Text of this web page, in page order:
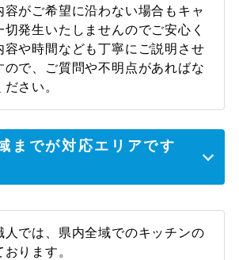
容がご希望に沿わない場合もキャ
切発生いたしませんのでご安心く
容や時間なども丁寧にご説明させ
ので、ご質問や不明点があればな
さい。
までが対応エリアです
人では、県内全域でのキッチンの
ります。